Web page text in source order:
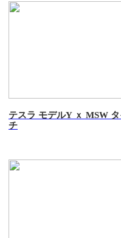
テスラ モデルY ｘ MSW
チ